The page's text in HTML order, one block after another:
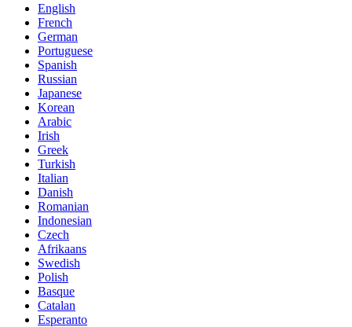
English
French
German
Portuguese
Spanish
Russian
Japanese
Korean
Arabic
Irish
Greek
Turkish
Italian
Danish
Romanian
Indonesian
Czech
Afrikaans
Swedish
Polish
Basque
Catalan
Esperanto